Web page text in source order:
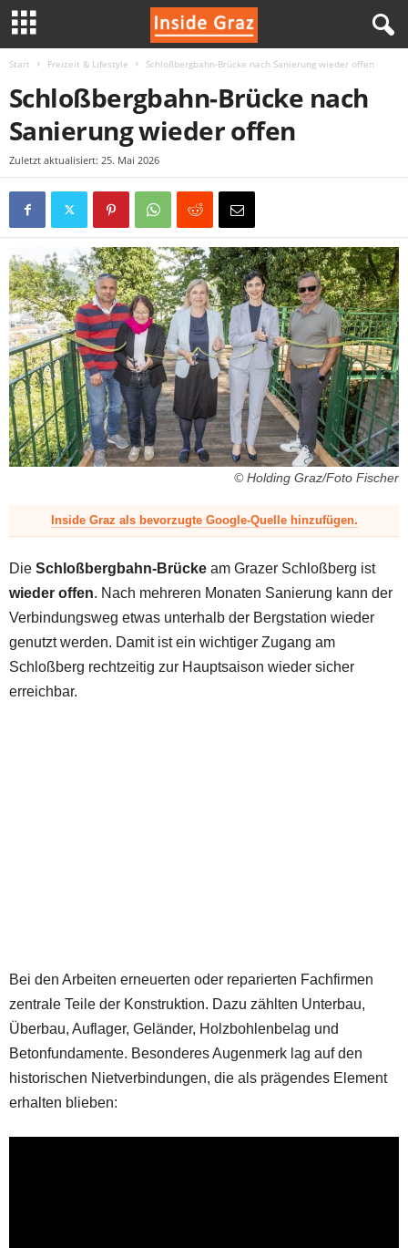
Start Freizeit & Lifestyle Schloßbergbahn-Brücke nach Sanierung wieder offen
Schloßbergbahn-Brücke nach
Sanierung wieder offen
Zuletzt aktualisiert: 25. Mai 2026
© Holding Graz/Foto Fischer
Inside Graz als bevorzugte Google-Quelle hinzufügen.
Die Schloßbergbahn-Brücke am Grazer Schloßberg ist
wieder offen. Nach mehreren Monaten Sanierung kann der
Verbindungsweg etwas unterhalb der Bergstation wieder
genutzt werden. Damit ist ein wichtiger Zugang am
Schloßberg rechtzeitig zur Hauptsaison wieder sicher
erreichbar.
Bei den Arbeiten erneuerten oder reparierten Fachfirmen
zentrale Teile der Konstruktion. Dazu zählten Unterbau,
Überbau, Auflager, Geländer, Holzbohlenbelag und
Betonfundamente. Besonderes Augenmerk lag auf den
historischen Nietverbindungen, die als prägendes Element
erhalten blieben: